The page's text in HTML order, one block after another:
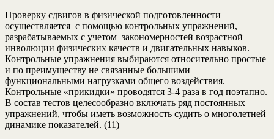
Проверку сдвигов в физической подготовленности
осуществляется с помощью контрольных упражнений,
разрабатываемых с учетом закономерностей возрастной
инволюции физических качеств и двигательных навыков.
Контрольные упражнения выбираются относительно простые
и по преимуществу не связанные большими
функциональными нагрузками общего воздействия.
Контрольные «прикидки» проводятся 3-4 раза в год поэтапно.
В состав тестов целесообразно включать ряд постоянных
упражнений, чтобы иметь возможность судить о многолетней
динамике показателей. (11)